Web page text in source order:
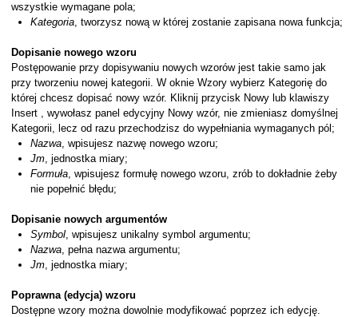
wszystkie wymagane pola;
Kategoria, tworzysz nową w której zostanie zapisana nowa funkcja;
Dopisanie nowego wzoru
Postępowanie przy dopisywaniu nowych wzorów jest takie samo jak
przy tworzeniu nowej kategorii. W oknie Wzory wybierz Kategorię do
której chcesz dopisać nowy wzór. Kliknij przycisk Nowy lub klawiszy
Insert , wywołasz panel edycyjny Nowy wzór, nie zmieniasz domyślnej
Kategorii, lecz od razu przechodzisz do wypełniania wymaganych pól;
Nazwa, wpisujesz nazwę nowego wzoru;
Jm, jednostka miary;
Formuła, wpisujesz formułę nowego wzoru, zrób to dokładnie żeby
nie popełnić błędu;
Dopisanie nowych argumentów
Symbol, wpisujesz unikalny symbol argumentu;
Nazwa, pełna nazwa argumentu;
Jm, jednostka miary;
Poprawna (edycja) wzoru
Dostępne wzory można dowolnie modyfikować poprzez ich edycję.